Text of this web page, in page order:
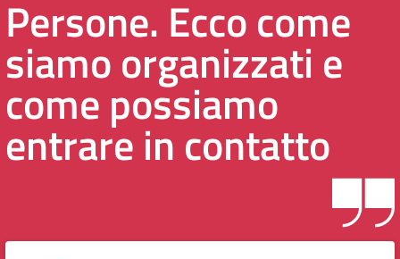
Persone. Ecco come
siamo organizzati e
come possiamo
entrare in contatto